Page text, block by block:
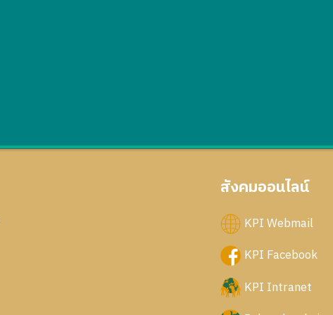
สังคมออนไลน์
KPI Webmail
KPI Facebook
KPI Intranet